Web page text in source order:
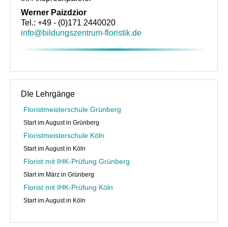
Werner Paizdzior
Tel.: +49 - (0)171 2440020
info@bildungszentrum-floristik.de
DIe Lehrgänge
Floristmeisterschule Grünberg
Start im August in Grünberg
Floristmeisterschule Köln
Start im August in Köln
Florist mit IHK-Prüfung Grünberg
Start im März in Grünberg
Florist mit IHK-Prüfung Köln
Start im August in Köln